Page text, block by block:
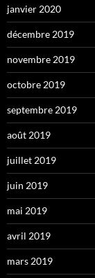
janvier 2020
décembre 2019
novembre 2019
octobre 2019
septembre 2019
août 2019
juillet 2019
juin 2019
mai 2019
avril 2019
mars 2019